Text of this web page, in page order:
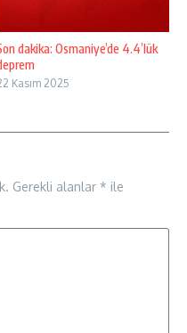
dakika: Osmaniye’de 4.4’lük
Kasım 2025
Gerekli alanlar * ile